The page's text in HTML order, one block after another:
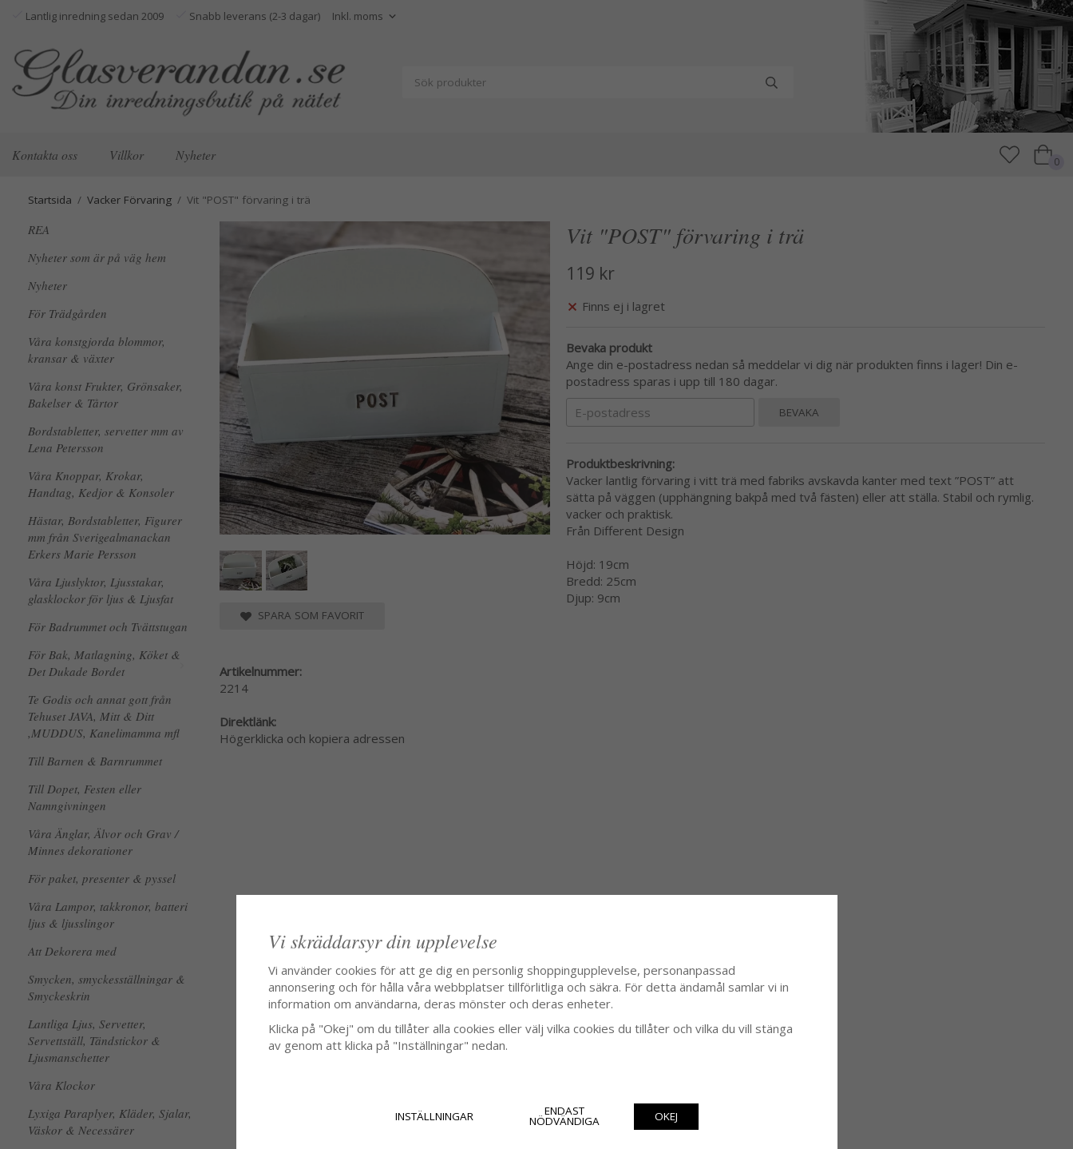
Lantlig inredning sedan 2009 Snabb leverans (2-3 dagar)
Kontakta oss Villkor Nyheter 0
Startsida / Vacker Förvaring / Vit "POST" förvaring i trä
REA
Nyheter som är på väg hem
Nyheter
För Trädgården
Våra konstgjorda blommor,
kransar & växter
Våra konst Frukter, Grönsaker,
Bakelser & Tårtor
Bordstabletter, servetter mm av
Lena Petersson
Våra Knoppar, Krokar,
Handtag, Kedjor & Konsoler
Hästar, Bordstabletter, Figurer
mm från Sverigealmanackan
Erkers Marie Persson
Våra Ljuslyktor, Ljusstakar,
glasklockor för ljus & Ljusfat
För Badrummet och Tvättstugan
För Bak, Matlagning, Köket &
Det Dukade Bordet
Te Godis och annat gott från
Tehuset JAVA, Mitt & Ditt
,MUDDUS, Kanelimamma mfl
Till Barnen & Barnrummet
Till Dopet, Festen eller
Namngivningen
Våra Änglar, Älvor och Grav /
Minnes dekorationer
För paket, presenter & pyssel
Våra Lampor, takkronor, batteri
ljus & ljusslingor
Att Dekorera med
Smycken, smyckesställningar &
Smyckeskrin
Lantliga Ljus, Servetter,
Servettställ, Tändstickor &
Ljusmanschetter
Våra Klockor
Lyxiga Paraplyer, Kläder, Sjalar,
Väskor & Necessärer
Vit "POST" förvaring i trä
119 kr
Finns ej i lagret
Bevaka produkt
Ange din e-postadress nedan så meddelar vi dig när produkten finns i lager! Din e-
postadress sparas i upp till 180 dagar.
BEVAKA
Produktbeskrivning:
Vacker lantlig förvaring i vitt trä med fabriks avskavda kanter med text ”POST” att
sätta på väggen (upphängning bakpå med två fästen) eller att ställa. Stabil och rymlig.
vacker och praktisk.
Från Different Design
Höjd: 19cm
Bredd: 25cm
Djup: 9cm
SPARA SOM FAVORIT
Artikelnummer:
2214
Direktlänk:
Högerklicka och kopiera adressen
Vi skräddarsyr din upplevelse
Vi använder cookies för att ge dig en personlig shoppingupplevelse, personanpassad
annonsering och för hålla våra webbplatser tillförlitliga och säkra. För detta ändamål samlar vi in
information om användarna, deras mönster och deras enheter.
Klicka på "Okej" om du tillåter alla cookies eller välj vilka cookies du tillåter och vilka du vill stänga
av genom att klicka på "Inställningar" nedan.
INSTÄLLNINGAR ENDAST
NÖDVÄNDIGA OKEJ